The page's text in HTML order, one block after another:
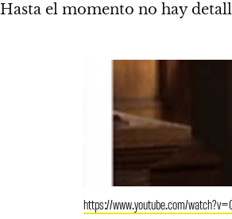
Hasta el momento no hay
https://www.youtube.com/